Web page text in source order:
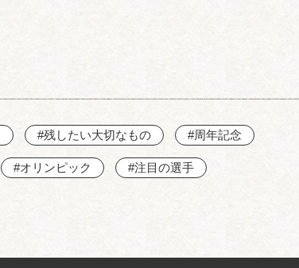
#残したい大切なもの #周年記念
#オリンピック #注目の選手